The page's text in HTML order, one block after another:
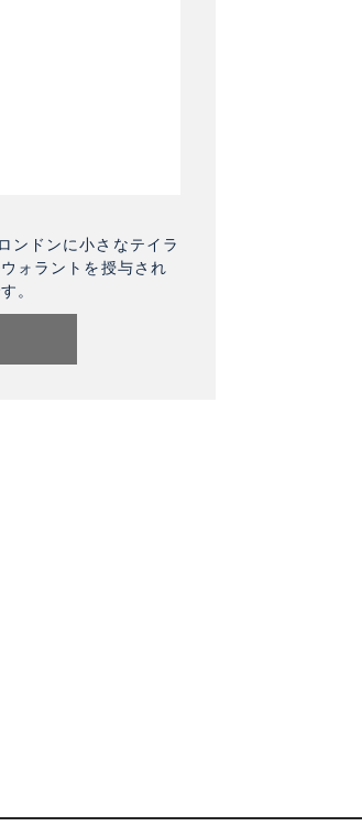
ンドンに小さなテイラ
ォラントを授与され
。